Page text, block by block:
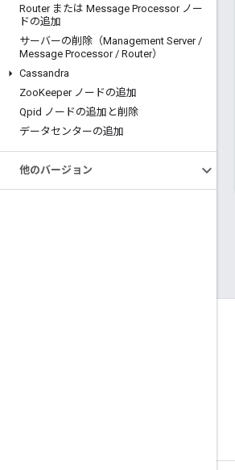
Router または Message Processor ノー
ドの追加
サーバーの削除（Management Server/
Message Processor/ Router）
Cassandra
ZooKeeper ノードの追加
Qpid ノードの追加と削除
データセンターの追加
他のバージョン